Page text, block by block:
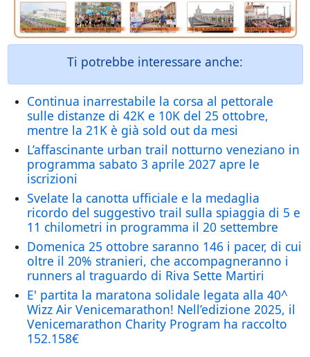
Ti potrebbe interessare anche:
Continua inarrestabile la corsa al pettorale
sulle distanze di 42K e 10K del 25 ottobre,
mentre la 21K è già sold out da mesi
L’affascinante urban trail notturno veneziano in
programma sabato 3 aprile 2027 apre le
iscrizioni
Svelate la canotta ufficiale e la medaglia
ricordo del suggestivo trail sulla spiaggia di 5 e
11 chilometri in programma il 20 settembre
Domenica 25 ottobre saranno 146 i pacer, di cui
oltre il 20% stranieri, che accompagneranno i
runners al traguardo di Riva Sette Martiri
E' partita la maratona solidale legata alla 40^
Wizz Air Venicemarathon! Nell’edizione 2025, il
Venicemarathon Charity Program ha raccolto
152.158€